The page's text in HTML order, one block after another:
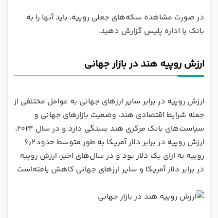
در صورت مشاهده سکه‌های جعلی روپیه، باید آنها را به
بانک یا اداره پلیس گزارش دهید.
ارزش روپیه هند در بازار جهانی
ارزش روپیه در برابر سایر ارزهای جهانی به عوامل مختلفی از
جمله شرایط اقتصادی هند، وضعیت بازارهای جهانی و
سیاست‌های بانک مرکزی هند بستگی دارد و در سال ۲۰۲۴،
ارزش روپیه در برابر دلار آمریکا به طور متوسط حدود ۶٫۲
روپیه به ازای یک دلار بود و در سال‌های اخیر، ارزش روپیه
در برابر دلار آمریکا و سایر ارزهای جهانی کاهش یافته‌است